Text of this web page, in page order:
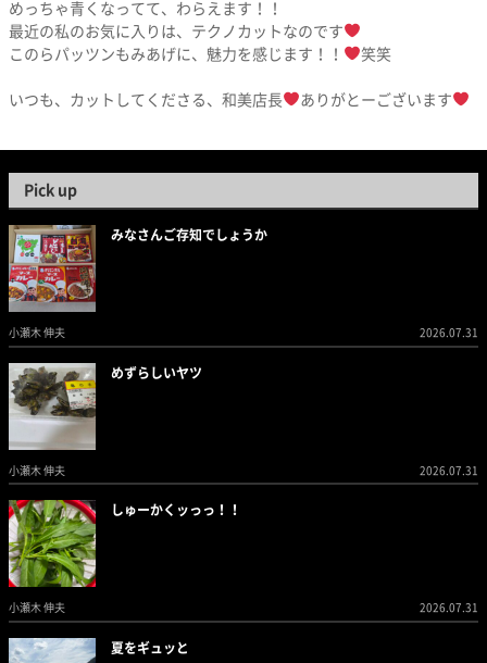
めっちゃ青くなってて、わらえます！！
最近の私のお気に入りは、テクノカットなのです
このらパッツンもみあげに、魅力を感じます！！
笑笑
いつも、カットしてくださる、和美店長 ありがとーございます
Pick up
みなさんご存知でしょうか
小瀬木 伸夫 2026.07.31
めずらしいヤツ
小瀬木 伸夫 2026.07.31
しゅーかくッっっ！！
小瀬木 伸夫 2026.07.31
夏をギュッと